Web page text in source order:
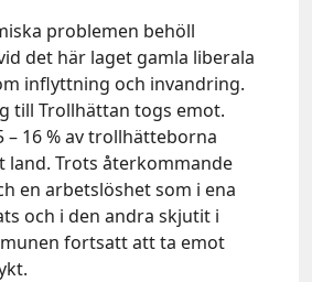
problemen behöll
det här laget gamla liberala
inflyttning och invandring.
till Trollhättan togs emot.
– 16 % av trollhätteborna
land. Trots återkommande
en arbetslöshet som i ena
och i den andra skjutit i
fortsatt att ta emot